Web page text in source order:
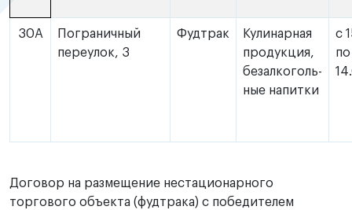
30А
Пограничный
переулок, 3
Фудтрак
Кулинарная
продукция,
безалкоголь-
ные напитки
с
по
Договор на размещение нестационарного
торгового объекта (фудтрака) с победителем